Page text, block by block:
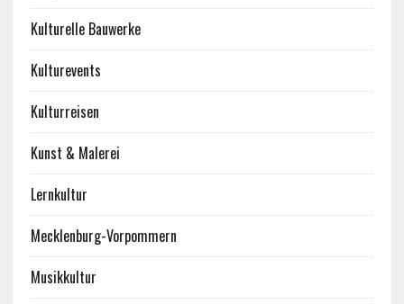
Kulturelle Bauwerke
Kulturevents
Kulturreisen
Kunst & Malerei
Lernkultur
Mecklenburg-Vorpommern
Musikkultur